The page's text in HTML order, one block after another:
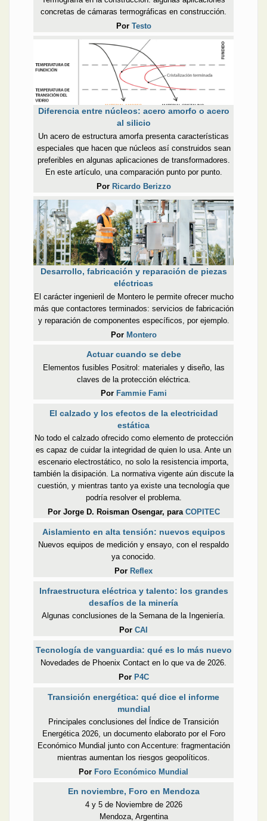
concretas de cámaras termográficas en construcción.
Por Testo
Diferencia entre núcleos: acero amorfo o acero
al silicio
Un acero de estructura amorfa presenta características
especiales que hacen que núcleos así construidos sean
preferibles en algunas aplicaciones de transformadores.
En este artículo, una comparación punto por punto.
Por Ricardo Berizzo
Desarrollo, fabricación y reparación de piezas
eléctricas
El carácter ingenieril de Montero le permite ofrecer mucho
más que contactores terminados: servicios de fabricación
y reparación de componentes específicos, por ejemplo.
Por Montero
Actuar cuando se debe
Elementos fusibles Positrol: materiales y diseño, las
claves de la protección eléctrica.
Por Fammie Fami
El calzado y los efectos de la electricidad
estática
No todo el calzado ofrecido como elemento de protección
es capaz de cuidar la integridad de quien lo usa. Ante un
escenario electrostático, no solo la resistencia importa,
también la disipación. La normativa vigente aún discute la
cuestión, y mientras tanto ya existe una tecnología que
podría resolver el problema.
Por Jorge D. Roisman Osengar, para COPITEC
Aislamiento en alta tensión: nuevos equipos
Nuevos equipos de medición y ensayo, con el respaldo
ya conocido.
Por Reflex
Infraestructura eléctrica y talento: los grandes
desafíos de la minería
Algunas conclusiones de la Semana de la Ingeniería.
Por CAI
Tecnología de vanguardia: qué es lo más nuevo
Novedades de Phoenix Contact en lo que va de 2026.
Por P4C
Transición energética: qué dice el informe
mundial
Principales conclusiones del Índice de Transición
Energética 2026, un documento elaborato por el Foro
Económico Mundial junto con Accenture: fragmentación
mientras aumentan los riesgos geopolíticos.
Por Foro Económico Mundial
En noviembre, Foro en Mendoza
4 y 5 de Noviembre de 2026
Mendoza, Argentina